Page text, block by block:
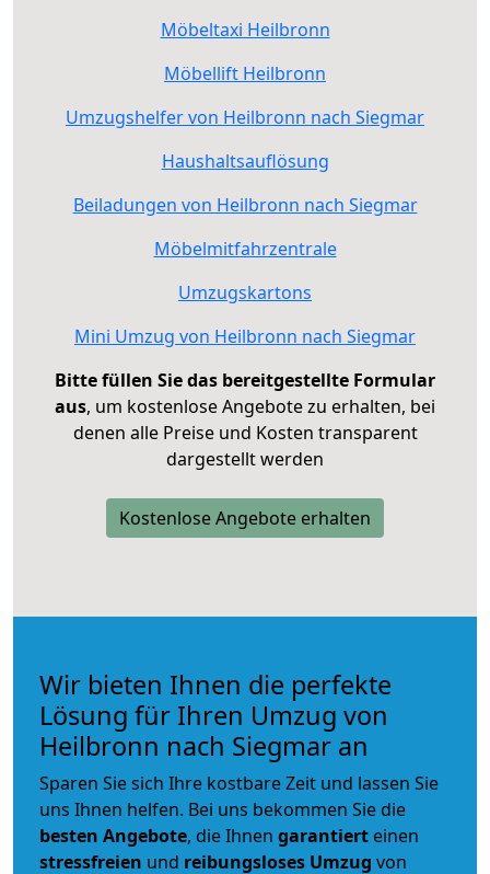
Möbeltaxi Heilbronn
Möbellift Heilbronn
Umzugshelfer von Heilbronn nach Siegmar
Haushaltsauflösung
Beiladungen von Heilbronn nach Siegmar
Möbelmitfahrzentrale
Umzugskartons
Mini Umzug von Heilbronn nach Siegmar
Bitte füllen Sie das bereitgestellte Formular
aus, um kostenlose Angebote zu erhalten, bei
denen alle Preise und Kosten transparent
dargestellt werden
Kostenlose Angebote erhalten
Wir bieten Ihnen die perfekte
Lösung für Ihren Umzug von
Heilbronn nach Siegmar an
Sparen Sie sich Ihre kostbare Zeit und lassen Sie
uns Ihnen helfen. Bei uns bekommen Sie die
besten Angebote, die Ihnen garantiert einen
stressfreien und reibungsloses Umzug von